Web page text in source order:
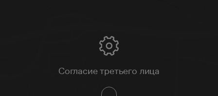
Согласие третьего лица